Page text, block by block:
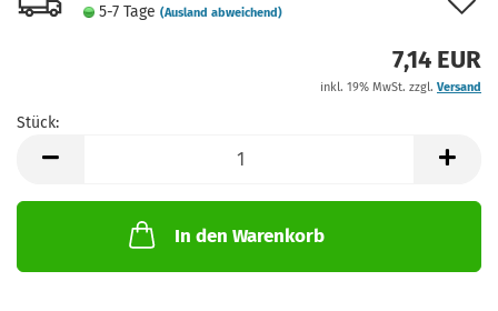
5-7 Tage (Ausland abweichend)
7,14 EUR
inkl. 19% MwSt. zzgl. Versand
Stück:
In den Warenkorb